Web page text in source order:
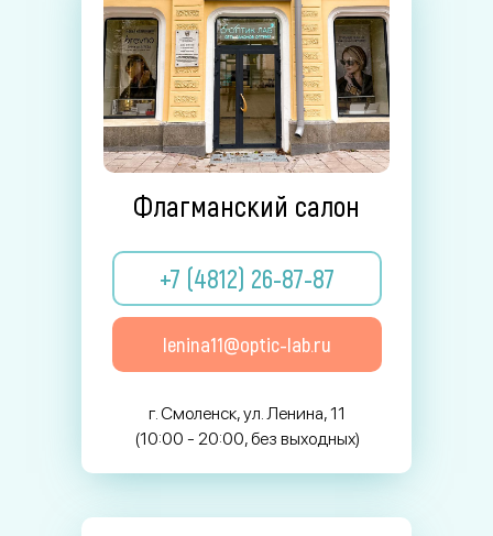
г. Смоленск, ул. Ленина, 11
(10:00 - 20:00, без выходных)
Флагманский салон
+7 (4812) 26-87-87
lenina11@optic-lab.ru